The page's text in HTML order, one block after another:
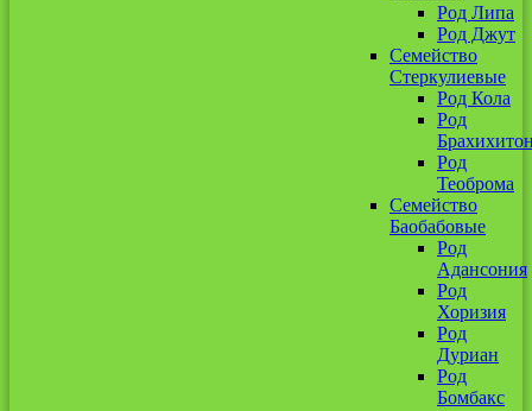
Род Липа
Род Джут
Семейство
Стеркулиевые
Род Кола
Род
Род
Теоброма
Семейство
Баобабовые
Род
Адансония
Род
Хоризия
Род
Дуриан
Род
Бомбакс